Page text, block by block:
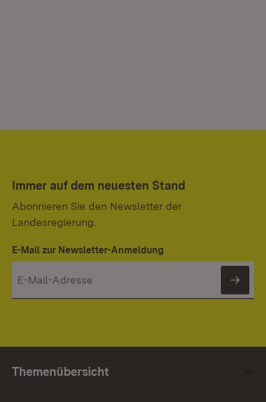
Immer auf dem neuesten Stand
Abonnieren Sie den Newsletter der
Landesregierung.
E-Mail zur Newsletter-Anmeldung
Themenübersicht